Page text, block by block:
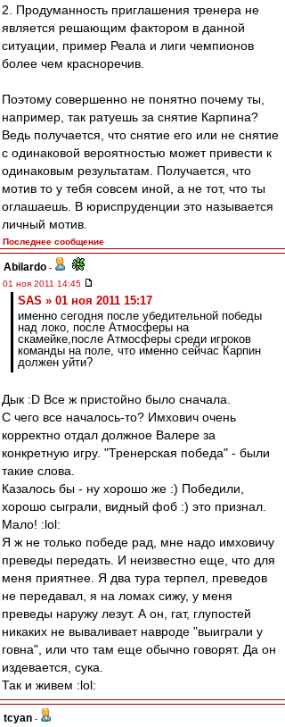
2. Продуманность приглашения тренера не
является решающим фактором в данной
ситуации, пример Реала и лиги чемпионов
более чем красноречив.
Поэтому совершенно не понятно почему ты,
например, так ратуешь за снятие Карпина?
Ведь получается, что снятие его или не снятие
с одинаковой вероятностью может привести к
одинаковым результатам. Получается, что
мотив то у тебя совсем иной, а не тот, что ты
оглашаешь. В юриспруденции это называется
личный мотив.
Последнее сообщение
Abilardo -
01 ноя 2011 14:45
SAS » 01 ноя 2011 15:17
именно сегодня после убедительной победы
над локо, после Атмосферы на
скамейке,после Атмосферы среди игроков
команды на поле, что именно сейчас Карпин
должен уйти?
Дык :D Все ж пристойно было сначала.
С чего все началось-то? Имхович очень
корректно отдал должное Валере за
конкретную игру. "Тренерская победа" - были
такие слова.
Казалось бы - ну хорошо же :) Победили,
хорошо сыграли, видный фоб :) это признал.
Мало! :lol:
Я ж не только победе рад, мне надо имховичу
преведы передать. И неизвестно еще, что для
меня приятнее. Я два тура терпел, преведов
не передавал, я на ломах сижу, у меня
преведы наружу лезут. А он, гат, глупостей
никаких не вываливает навроде "выиграли у
говна", или что там еще обычно говорят. Да он
издевается, сука.
Так и живем :lol:
tcyan -